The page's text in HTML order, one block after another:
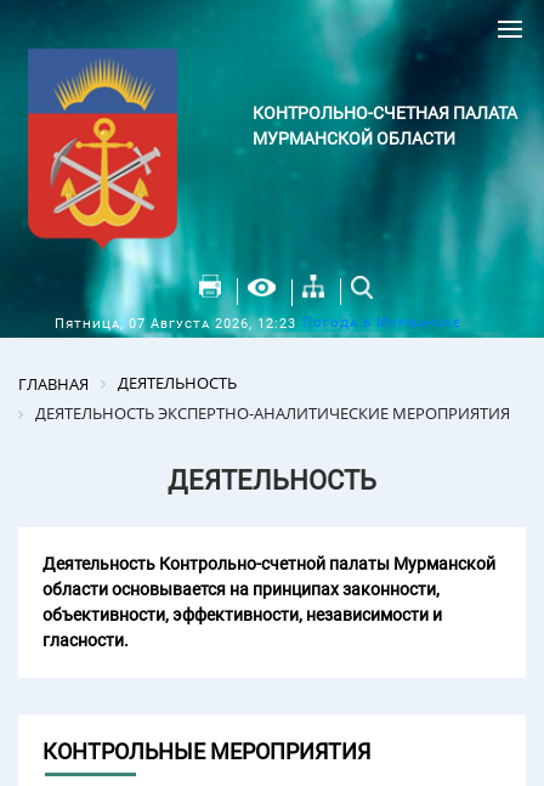
КОНТРОЛЬНО-СЧЕТНАЯ ПАЛАТА
МУРМАНСКОЙ ОБЛАСТИ
Пятница, 07 Августа 2026, 12:23 Погода в Мурманске
ГЛАВНАЯ
ДЕЯТЕЛЬНОСТЬ
ДЕЯТЕЛЬНОСТЬ ЭКСПЕРТНО-АНАЛИТИЧЕСКИЕ МЕРОПРИЯТИЯ
ДЕЯТЕЛЬНОСТЬ
Деятельность Контрольно-счетной палаты Мурманской
области основывается на принципах законности,
объективности, эффективности, независимости и
гласности.
КОНТРОЛЬНЫЕ МЕРОПРИЯТИЯ